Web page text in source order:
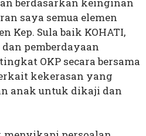
saya semua elemen
Kep. Sula baik KOHATI,
dan pemberdayaan
OKP secara bersama
kekerasan yang
anak untuk dikaji dan